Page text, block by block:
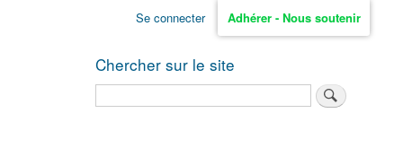
Se connecter Adhérer - Nous soutenir
Chercher sur le site